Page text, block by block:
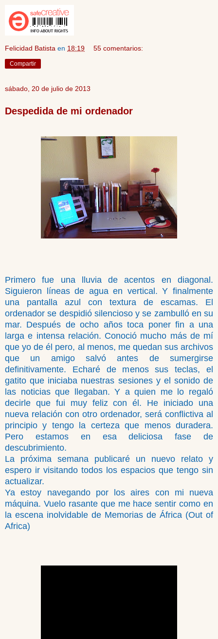
Felicidad Batista en 18:19 55 comentarios:
Compartir
sábado, 20 de julio de 2013
Despedida de mi ordenador
Primero fue una lluvia de acentos en diagonal.
Siguieron líneas de agua en vertical. Y finalmente
una pantalla azul con textura de escamas. El
ordenador se despidió silencioso y se zambulló en su
mar. Después de ocho años toca poner fin a una
larga e intensa relación. Conoció mucho más de mí
que yo de él pero, al menos, me quedan sus archivos
que un amigo salvó antes de sumergirse
definitivamente. Echaré de menos sus teclas, el
gatito que iniciaba nuestras sesiones y el sonido de
las noticias que llegaban. Y a quien me lo regaló
decirle que fui muy feliz con él. He iniciado una
nueva relación con otro ordenador, será conflictiva al
principio y tengo la certeza que menos duradera.
Pero estamos en esa deliciosa fase de
descubrimiento.
La próxima semana publicaré un nuevo relato y
espero ir visitando todos los espacios que tengo sin
actualizar.
Ya estoy navegando por los aires con mi nueva
máquina. Vuelo rasante que me hace sentir como en
la escena inolvidable de Memorias de África (Out of
Africa)